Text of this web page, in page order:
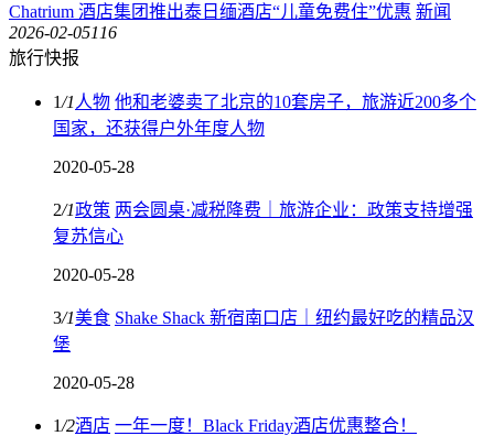
Chatrium 酒店集团推出泰日缅酒店“儿童免费住”优惠 新闻
2026-02-05116
旅行快报
1/1 人物 他和老婆卖了北京的10套房子，旅游近200多个
国家，还获得户外年度人物
2020-05-28
2/1政策 两会圆桌·减税降费｜旅游企业：政策支持增强
复苏信心
2020-05-28
3/1美食 Shake Shack 新宿南口店｜纽约最好吃的精品汉
堡
2020-05-28
1/2酒店 一年一度！Black Friday酒店优惠整合！